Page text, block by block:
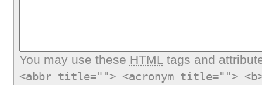
You may use these HTML tags and
<abbr title=""> <acronym title="">